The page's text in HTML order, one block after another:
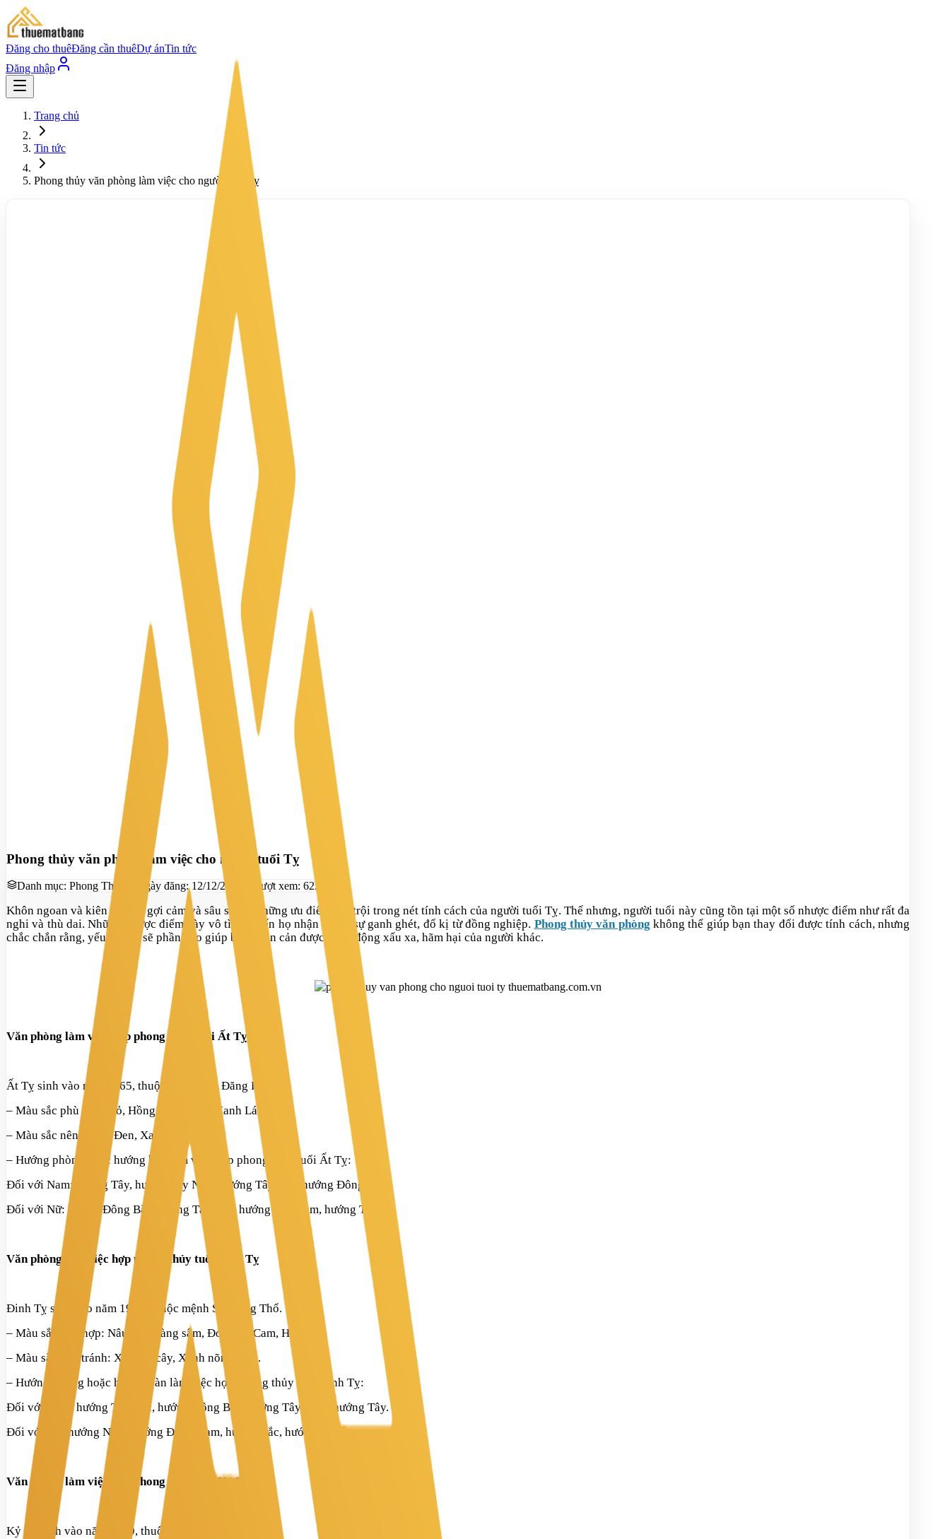
Đăng cho thuêĐăng cần thuêDự ánTin tức
Đăng nhập
Trang chủ
Tin tức
Phong thủy văn phòng làm việc cho người tuổi Tỵ
Phong thủy văn phòng làm việc cho người tuổi Tỵ
Danh mục: Phong Thủy Ngày đăng:12/12/2019 Lượt xem: 623
Khôn ngoan và kiên cường, gợi cảm và sâu sắc là những ưu điểm nổi trộitrong nét tính cách của người tuổi Tỵ. Thế nhưng,người tuổi này cũng tồn tại một số nhược điểm như rất đa
nghi và thù dai. Những nhược điểm này vô tình khiến họ nhận nhiều sự ganh ghét, đố kị từ đồng nghiệp. Phong thủy văn phòng không thể giúp bạn thay đổi được tính cách, nhưng
chắc chắn rằng, yếu tố này sẽ phần nào giúp bạn ngăn cản được hành động xấu xa, hãm hại của người khác.
Văn phòng làm việc hợp phong thủy tuổi Ất Tỵ
Ất Tỵ sinh vào năm 1965, thuộc mệnh Phú Đăng Hỏa.
– Màu sắc phù hợp:
Đỏ, Hồng, Cam, Tím, Xanh Lá.
– Màu sắc nên tránh:Đen, Xanh nước biển.
– Hướng phòng hoặc hướng bàn làm việc hợp phong thủy tuổi Ất Tỵ:
Đối với Nam:
hướng Tây, hướng Tây Nam, hướng Tây Bắc, hướng Đông Bắc.
Đối với Nữ:hướng Đông Bắc, hướng Tây Bắc, hướng Tây Nam, hướng Tây.
Văn phòng làm việc hợp phong thủy tuổi Đinh Tỵ
Đinh Tỵ sinh vào năm 1977, thuộc mệnh Sa Trung Thổ.
– Màu sắc phù hợp: Nâu đất, Vàng sậm, Đỏ, Tím, Cam, Hồng
– Màu sắc nên tránh: Xanh lá cây, Xanh nõn chuối.
– Hướng phòng hoặc hướng bàn làm việc hợp phong thủy tuổi Đinh Tỵ:
Đối với Nam: hướng Tây Bắc, hướng Đông Bắc, hướng Tây Nam, hướng Tây.
Đối với Nữ:
hướng Nam, hướng Đông Nam, hướng Bắc, hướng Đông.
Văn phòng làm việc hợp phong thủy tuổi Kỷ Tỵ
Kỷ Tỵ sinh vào năm 1989, thuộc mệnh Đại Lâm Mộc.